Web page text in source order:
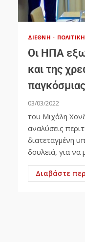
ΔΙΕΘΝΉ ΠΟΛΙΤΙΚΉ
Οι ΗΠΑ
και της
03/03/2022
του Μιχάλη
αναλύσεις
διατεταγμένη
δουλειά, για να
Διαβάστε